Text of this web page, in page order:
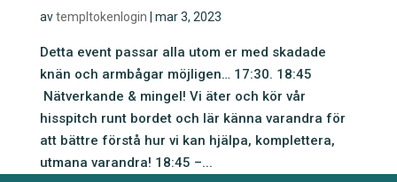
avtempltokenlogin mar 3, 2023
Detta event passar alla utom er med skadade
knän och armbågar möjligen… 17:30. 18:45
Nätverkande & mingel! Vi äter och kör vår
hisspitch runt bordet och lär känna varandra för
att bättre förstå hur vi kan hjälpa, komplettera,
utmana varandra! 18:45 –...